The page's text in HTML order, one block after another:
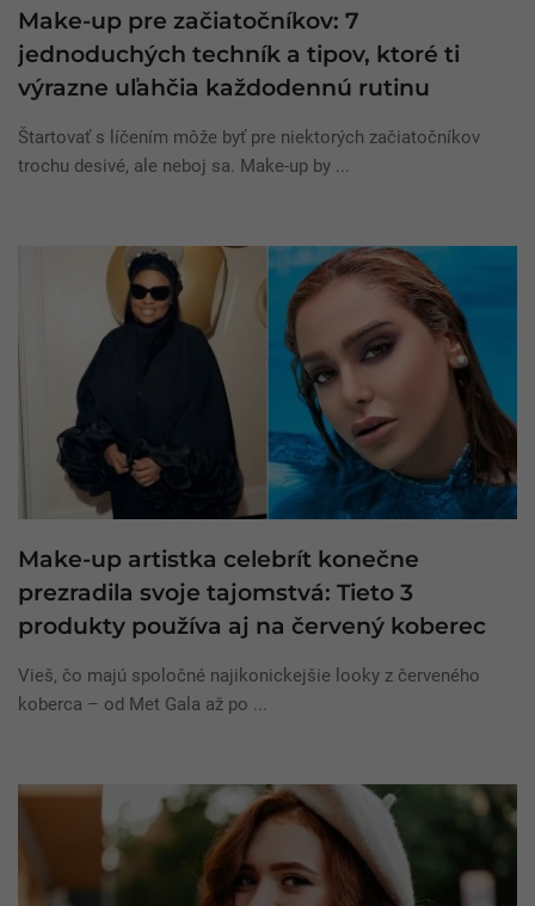
Make-up pre začiatočníkov: 7
jednoduchých techník a tipov, ktoré ti
výrazne uľahčia každodennú rutinu
Štartovať s líčením môže byť pre niektorých začiatočníkov
trochu desivé, ale neboj sa. Make-up by ...
Make-up artistka celebrít konečne
prezradila svoje tajomstvá: Tieto 3
produkty používa aj na červený koberec
Vieš, čo majú spoločné najikonickejšie looky z červeného
koberca – od Met Gala až po ...